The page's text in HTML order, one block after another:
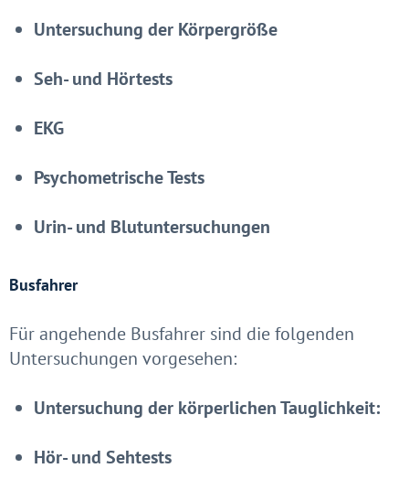
Untersuchung der Körpergröße
Seh- und Hörtests
EKG
Psychometrische Tests
Urin- und Blutuntersuchungen
Busfahrer
Für angehende Busfahrer sind die folgenden
Untersuchungen vorgesehen:
Untersuchung der körperlichen Tauglichkeit:
Hör- und Sehtests